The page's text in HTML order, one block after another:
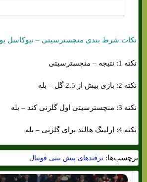
نکات شرط بندی منچسترسیتی – نیوکاسل
نکته 1: نتیجه – منچسترسیتی
نکته 2: بازی بیش از 2.5 گل – بله
نکته 3: منچسترسیتی اول گلزنی کند – بله
نکته 4: ارلینگ هالند برای گلزنی – بله
برچسب‌ها: ترفندهای پیش بینی فوتبال